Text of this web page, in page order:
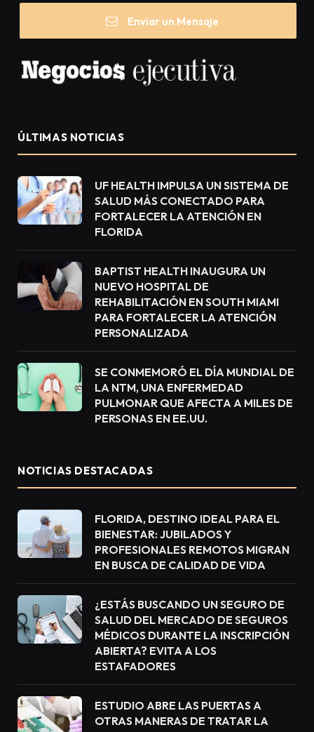
Enviar un Mensaje
ÚLTIMAS NOTICIAS
UF HEALTH IMPULSA UN SISTEMA DE
SALUD MÁS CONECTADO PARA
FORTALECER LA ATENCIÓN EN
FLORIDA
BAPTIST HEALTH INAUGURA UN
NUEVO HOSPITAL DE
REHABILITACIÓN EN SOUTH MIAMI
PARA FORTALECER LA ATENCIÓN
PERSONALIZADA
SE CONMEMORÓ EL DÍA MUNDIAL DE
LA NTM, UNA ENFERMEDAD
PULMONAR QUE AFECTA A MILES DE
PERSONAS EN EE.UU.
NOTICIAS DESTACADAS
FLORIDA, DESTINO IDEAL PARA EL
BIENESTAR: JUBILADOS Y
PROFESIONALES REMOTOS MIGRAN
EN BUSCA DE CALIDAD DE VIDA
¿ESTÁS BUSCANDO UN SEGURO DE
SALUD DEL MERCADO DE SEGUROS
MÉDICOS DURANTE LA INSCRIPCIÓN
ABIERTA? EVITA A LOS
ESTAFADORES
ESTUDIO ABRE LAS PUERTAS A
OTRAS MANERAS DE TRATAR LA